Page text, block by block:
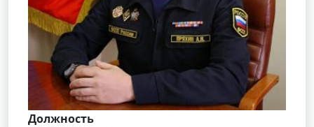
Должность